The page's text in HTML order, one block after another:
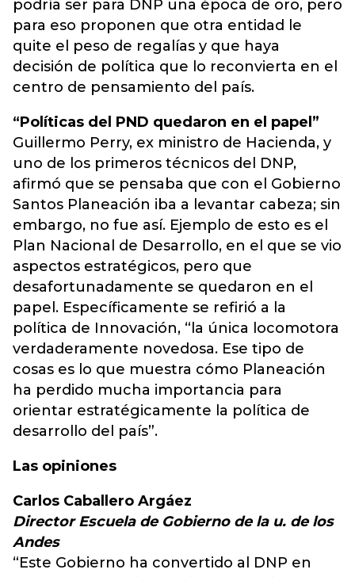
podría ser para DNP una época de oro, pero
para eso proponen que otra entidad le
quite el peso de regalías y que haya
decisión de política que lo reconvierta en el
centro de pensamiento del país.
“Políticas del PND quedaron en el papel”
Guillermo Perry, ex ministro de Hacienda, y
uno de los primeros técnicos del DNP,
afirmó que se pensaba que con el Gobierno
Santos Planeación iba a levantar cabeza; sin
embargo, no fue así. Ejemplo de esto es el
Plan Nacional de Desarrollo, en el que se vio
aspectos estratégicos, pero que
desafortunadamente se quedaron en el
papel. Específicamente se refirió a la
política de Innovación, “la única locomotora
verdaderamente novedosa. Ese tipo de
cosas es lo que muestra cómo Planeación
ha perdido mucha importancia para
orientar estratégicamente la política de
desarrollo del país”.
Las opiniones
Carlos Caballero Argáez
Director Escuela de Gobierno de la u. de los
Andes
“Este Gobierno ha convertido al DNP en